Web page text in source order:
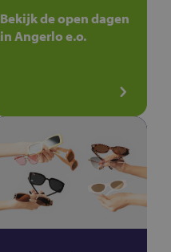
Bekijk de open dagen
in Angerlo e.o.